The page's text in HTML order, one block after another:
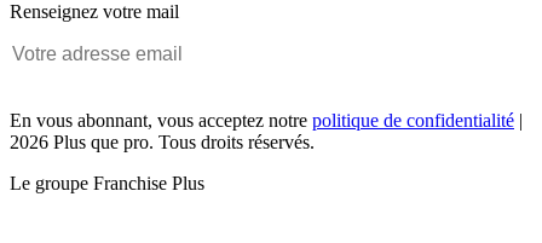
Renseignez votre mail
En vous abonnant, vous acceptez notre politique de confidentialité |
2026 Plus que pro. Tous droits réservés.
Le groupe Franchise Plus